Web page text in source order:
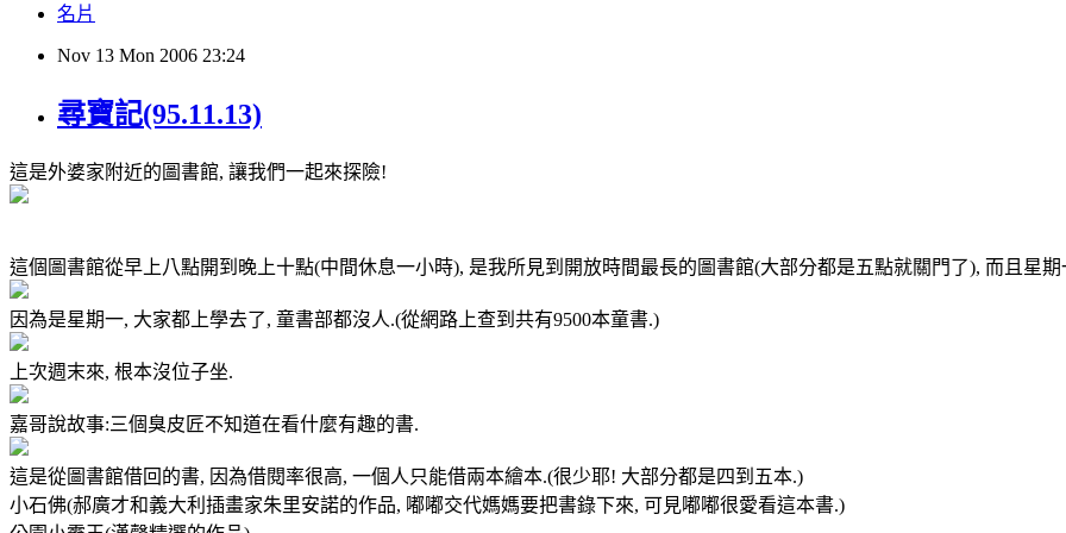
名片
Nov 13 Mon 2006 23:24
尋寶記(95.11.13)
這是外婆家附近的圖書館, 讓我們一起來探險!
這個圖書館從早上八點開到晚上十點(中間休息一小時), 是我所見到開放時間最長的圖書館(大部分都是五點就關門了), 而且星
因為是星期一, 大家都上學去了, 童書部都沒人.(從網路上查到共有9500本童書.)
上次週末來, 根本沒位子坐.
嘉哥說故事:三個臭皮匠不知道在看什麼有趣的書.
這是從圖書館借回的書, 因為借閱率很高, 一個人只能借兩本繪本.(很少耶! 大部分都是四到五本.)
小石佛(郝廣才和義大利插畫家朱里安諾的作品, 嘟嘟交代媽媽要把書錄下來, 可見嘟嘟很愛看這本書.)